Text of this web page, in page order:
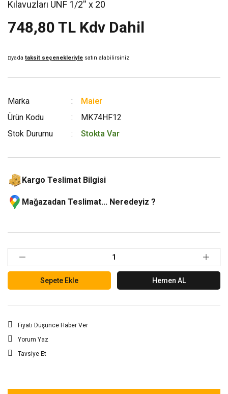
Kılavuzları UNF 1/2'' x 20
748,80 TL Kdv Dahil
yada taksit seçenekleriyle satın alabilirsiniz
Marka
Maier
Ürün Kodu
MK74HF12
Stok Durumu
Stokta Var
Kargo Teslimat Bilgisi
Mağazadan Teslimat... Neredeyiz ?
Sepete Ekle Hemen AL
Fiyatı Düşünce Haber Ver
Yorum Yaz
Tavsiye Et